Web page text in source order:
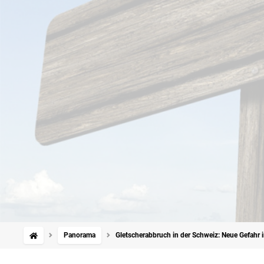
Panorama Gletscherabbruch in der Schweiz: Neue